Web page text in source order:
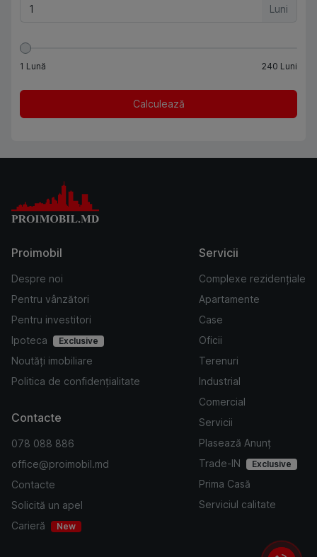
Luni
1 Lună 240 Luni
Calculează
Proimobil
Despre noi
Pentru vânzători
Pentru investitori
Ipoteca
Exclusive
Noutăți imobiliare
Politica de confidențialitate
Servicii
Complexe rezidențiale
Apartamente
Case
Oficii
Terenuri
Industrial
Comercial
Servicii
Plasează Anunț
Trade-IN
Exclusive
Prima Casă
Serviciul calitate
Contacte
078 088 886
office@proimobil.md
Contacte
Solicită un apel
Carieră
New